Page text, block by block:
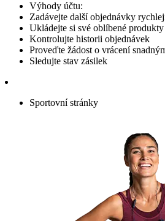
Výhody účtu:
Zadávejte další objednávky
Ukládejte si své oblíbené produkty
Kontrolujte historii objednávek
Proveďte žádost o vrácení
Sledujte stav zásilek
Sportovní stránky